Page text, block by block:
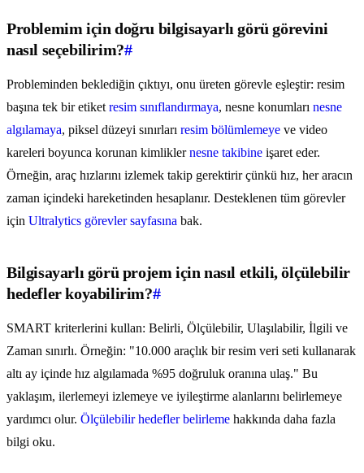
Problemim için doğru bilgisayarlı görü görevini
nasıl seçebilirim?#
Probleminden beklediğin çıktıyı, onu üreten görevle eşleştir: resim
başına tek bir etiket resim sınıflandırmaya, nesne konumları nesne
algılamaya, piksel düzeyi sınırları resim bölümlemeye ve video
kareleri boyunca korunan kimliklernesne takibine işaret eder.
Örneğin, araç hızlarını izlemek takip gerektirir çünkü hız, her aracın
zaman içindeki hareketinden hesaplanır. Desteklenen tüm görevler
için Ultralytics görevler sayfasına bak.
Bilgisayarlı görü projem için nasıl etkili, ölçülebilir
hedefler koyabilirim?#
SMART kriterlerini kullan: Belirli, Ölçülebilir, Ulaşılabilir, İlgili ve
Zaman sınırlı. Örneğin: "10.000 araçlık bir resim veri seti kullanarak
altı ay içinde hız algılamada %95 doğruluk oranına ulaş." Bu
yaklaşım, ilerlemeyi izlemeye ve iyileştirme alanlarını belirlemeye
yardımcı olur. Ölçülebilir hedefler belirleme hakkında daha fazla
bilgi oku.